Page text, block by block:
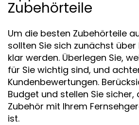
Zubehörteile
Um die besten Zubehörteile
sollten Sie sich zunächst
klar werden. Überlegen Sie,
für Sie wichtig sind, und
Kundenbewertungen.
Budget und stellen Sie sicher,
Zubehör mit Ihrem
ist.